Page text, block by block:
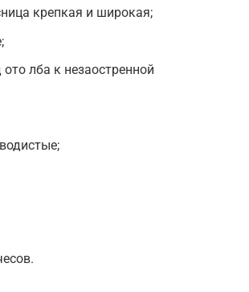
крепкая и широкая;
лба к незаостренной